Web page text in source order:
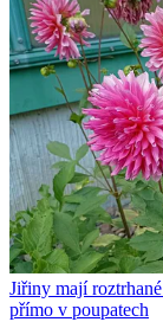
Jiřiny mají
přímo v poupatech